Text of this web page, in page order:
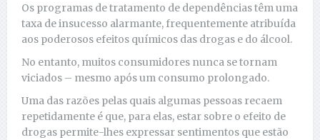
Os programas de tratamento de dependências têm uma
taxa de insucesso alarmante, frequentemente atribuída
aos poderosos efeitos químicos das drogas e do álcool.
No entanto, muitos consumidores nunca se tornam
viciados – mesmo após um consumo prolongado.
Uma das razões pelas quais algumas pessoas recaem
repetidamente é que, para elas, estar sobre o efeito de
drogas permite-lhes expressar sentimentos que estão